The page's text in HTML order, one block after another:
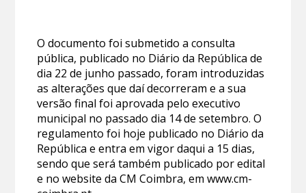
O documento foi submetido a consulta
pública, publicado no Diário da República de
dia 22 de junho passado, foram introduzidas
as alterações que daí decorreram e a sua
versão final foi aprovada pelo executivo
municipal no passado dia 14 de setembro. O
regulamento foi hoje publicado no Diário da
República e entra em vigor daqui a 15 dias,
sendo que será também publicado por edital
e no website da CM Coimbra, em www.cm-